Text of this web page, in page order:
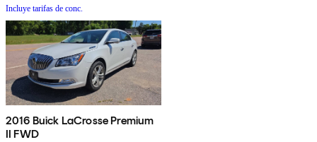
Incluye tarifas de conc.
2016 Buick LaCrosse Premium
II FWD